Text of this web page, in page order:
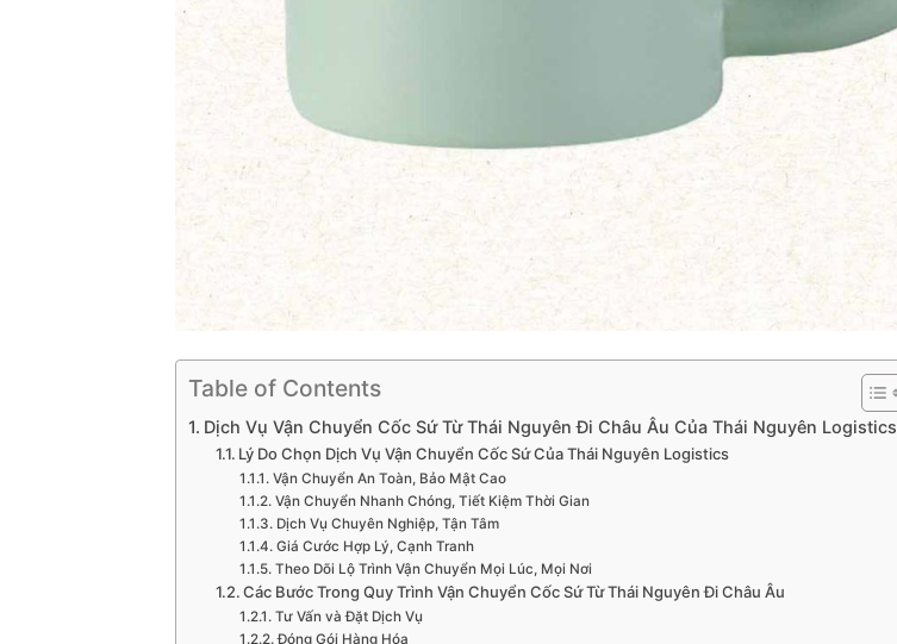
Table of Contents
Dịch Vụ Vận Chuyển Cốc Sứ Từ Thái Nguyên Đi Châu Âu Của Thái Nguyên Logistics
Lý Do Chọn Dịch Vụ Vận Chuyển Cốc Sứ Của Thái Nguyên Logistics
Vận Chuyển An Toàn, Bảo Mật Cao
Vận Chuyển Nhanh Chóng, Tiết Kiệm Thời Gian
Dịch Vụ Chuyên Nghiệp, Tận Tâm
Giá Cước Hợp Lý, Cạnh Tranh
Theo Dõi Lộ Trình Vận Chuyển Mọi Lúc, Mọi Nơi
Các Bước Trong Quy Trình Vận Chuyển Cốc Sứ Từ Thái Nguyên Đi Châu Âu
Tư Vấn và Đặt Dịch Vụ
Đóng Gói Hàng Hóa